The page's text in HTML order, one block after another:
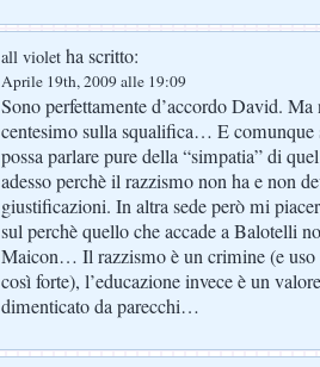
all violet ha scritto:
Aprile 19th, 2009 alle 19:09
Sono perfettamente d’accordo David.
centesimo sulla squalifica… E comunque
possa parlare pure della “simpatia” di
adesso perchè il razzismo non ha e non
giustificazioni. In altra sede però mi
sul perchè quello che accade a Balotelli
Maicon… Il razzismo è un crimine (e uso
così forte), l’educazione invece è un
dimenticato da parecchi…